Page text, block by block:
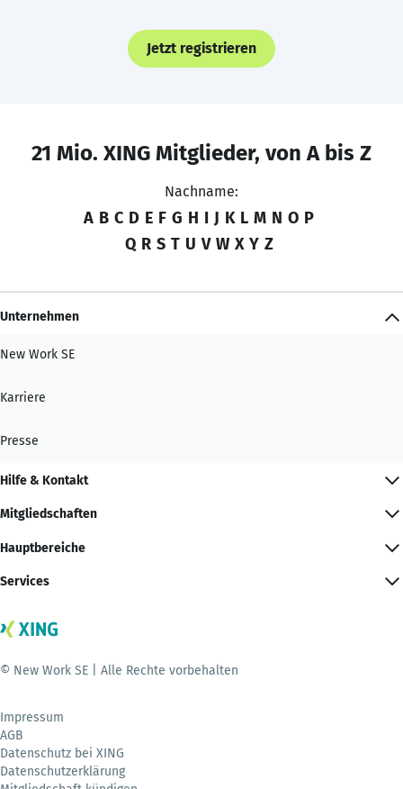
Jetzt registrieren
21 Mio. XING Mitglieder, von A bis Z
Nachname:
A B C D E F G H I J K L M N O P
Q R S T U V W X Y Z
Unternehmen
New Work SE
Karriere
Presse
Hilfe & Kontakt
Mitgliedschaften
Hauptbereiche
Services
© New Work SE | Alle Rechte vorbehalten
Impressum
AGB
Datenschutz bei XING
Datenschutzerklärung